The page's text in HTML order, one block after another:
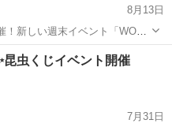
8月13日
！新しい週末イベント「WOA-
か？ はじめまして！週末開放
祭り 会場
昆虫くじイベント開催
7月31日